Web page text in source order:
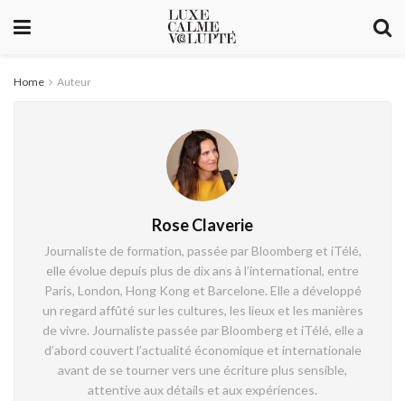
Home Auteur
Rose Claverie
Journaliste de formation, passée par Bloomberget iTélé,
elle évolue depuis plus de dix ans à l’international, entre
Paris, London, Hong Konget Barcelone. Elle a développé
un regard affûté sur les cultures, les lieux et les manières
de vivre. Journaliste passée par Bloomberget iTélé, elle a
d’abord couvert l’actualité économique et internationale
avant de se tourner vers une écriture plus sensible,
attentive aux détails et aux expériences.